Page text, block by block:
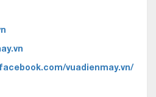
người dùng máy .
Heavy
có Hệ thống đảo gió
vuadienmay.vn/